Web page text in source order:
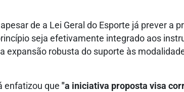
de a Lei Geral do Esporte já prever a
seja efetivamente integrado aos
expansão robusta do suporte às
enfatizou que "a iniciativa proposta visa